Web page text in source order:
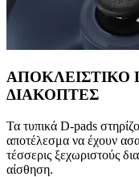
ΑΠΟΚΛΕΙΣΤΙΚΟ
ΔΙΑΚΟΠΤΕΣ
Τα τυπικά D-pads
αποτέλεσμα να έχουν
τέσσερις ξεχωριστούς
αίσθηση.